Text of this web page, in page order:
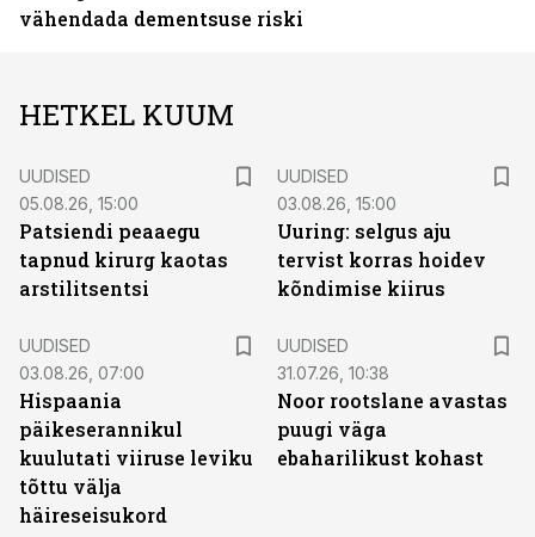
vähendada dementsuse riski
HETKEL KUUM
UUDISED
05.08.26, 15:00
Patsiendi peaaegu
tapnud kirurg kaotas
arstilitsentsi
UUDISED
03.08.26, 15:00
Uuring: selgus aju
tervist korras hoidev
kõndimise kiirus
UUDISED
03.08.26, 07:00
Hispaania
päikeserannikul
kuulutati viiruse leviku
tõttu välja
häireseisukord
UUDISED
31.07.26, 10:38
Noor rootslane avastas
puugi väga
ebaharilikust kohast